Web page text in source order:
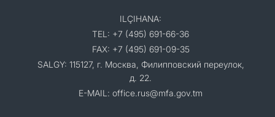
ILÇIHANA:
TEL: +7 (495) 691-66-36
FAX: +7 (495) 691-09-35
SALGY: 115127, г. Москва, Филипповский переулок,
д. 22.
E-MAIL: office.rus@mfa.gov.tm